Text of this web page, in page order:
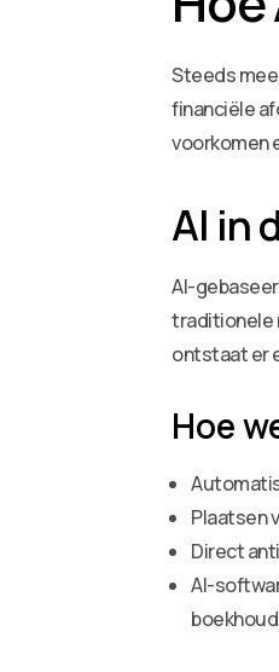
Steeds
financiële
voorkomen
AI in
AI-
traditionele
ontstaat er
Hoe
Plaatsen
Direct
AI-